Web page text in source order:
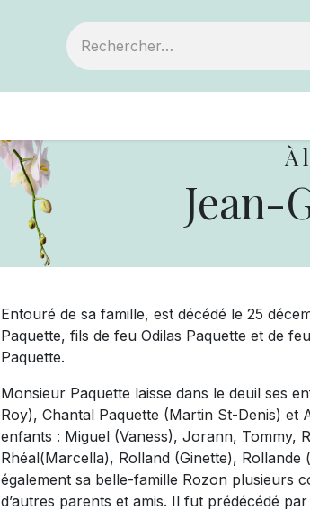
À
Jean-
Entouré de sa famille, est décédé le 25
Paquette, fils de feu Odilas Paquette et de
Paquette.
Monsieur Paquette laisse dans le deuil ses
Roy), Chantal Paquette (Martin St-Denis) et
enfants : Miguel (Vaness), Jorann, Tommy,
Rhéal(Marcella), Rolland (Ginette),
également sa belle-famille Rozon plusieurs
d’autres parents et amis. Il fut prédécédé